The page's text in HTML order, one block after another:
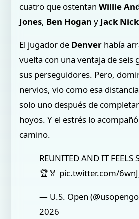
cuatro que ostentanWillie
Jones, Ben Hogan y Jack
El jugador de Denver había
vuelta con una ventaja de seis
sus perseguidores. Pero,
nervios, vio como esa
solo uno después de
hoyos. Y el estrés lo
camino.
REUNITED AND IT FEELS
🏆🏅 pic.twitter.com/
— U.S. Open
2026